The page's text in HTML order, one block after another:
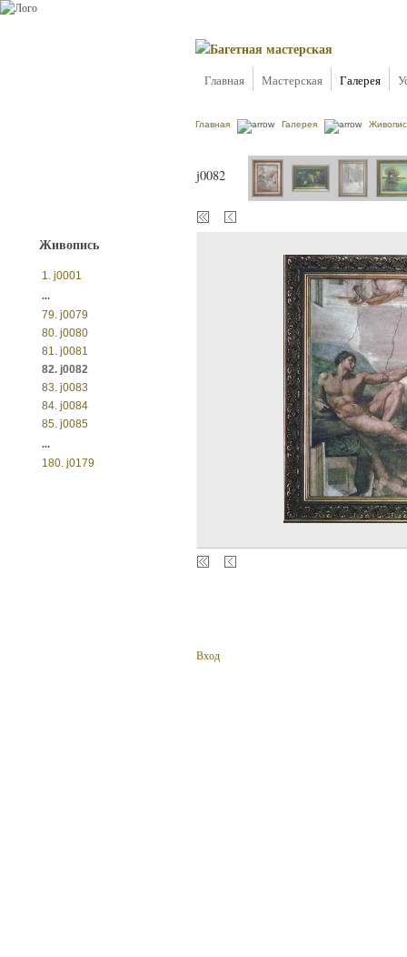
Живопись
1. j0001
...
79. j0079
80. j0080
81. j0081
82. j0082
83. j0083
84. j0084
85. j0085
...
180. j0179
Главная Мастерская Галерея
Главная Галерея
j0082
Вход